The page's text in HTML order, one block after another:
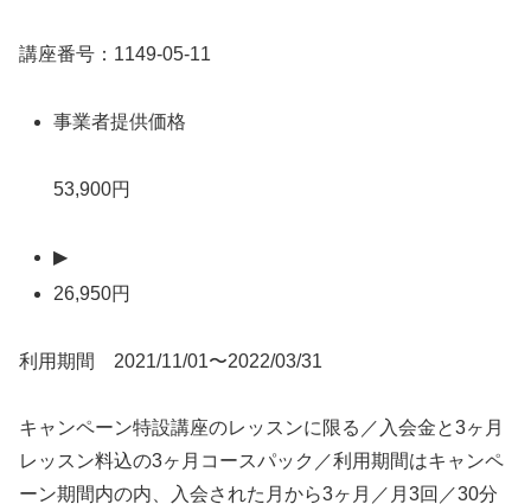
講座番号：1149-05-11
事業者提供価格
53,900円
▶
26,950円
利用期間 2021/11/01〜2022/03/31
キャンペーン特設講座のレッスンに限る／入会金と3ヶ月
レッスン料込の3ヶ月コースパック／利用期間はキャンペ
ーン期間内の内、入会された月から3ヶ月／月3回／30分